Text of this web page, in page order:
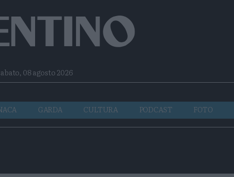
08 agosto 2026
GARDA CULTURA PODCAST FOTO
VIDEO